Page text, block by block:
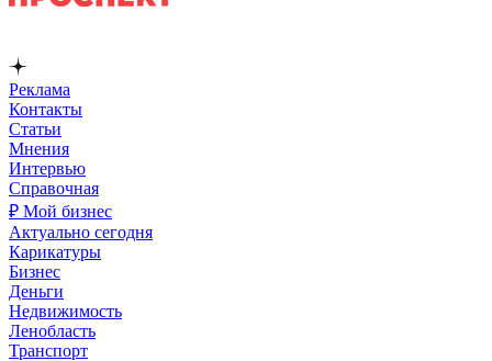
Реклама
Контакты
Статьи
Мнения
Интервью
Справочная
₽ Мой бизнес
Актуально сегодня
Карикатуры
Бизнес
Деньги
Недвижимость
Ленобласть
Транспорт